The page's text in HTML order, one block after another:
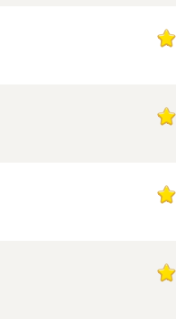
17
17
17
17